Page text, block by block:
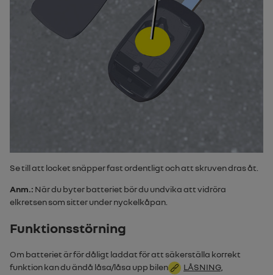
Se till att locket snäpper fast ordentligt och att skruven dras åt.
Anm.: När du byter batteriet bör du undvika att vidröra
elkretsen som sitter under nyckelkåpan.
Funktionsstörning
Om batteriet är för dåligt laddat för att säkerställa korrekt
funktion kan du ändå låsa/låsa upp bilen
LÅSNING,